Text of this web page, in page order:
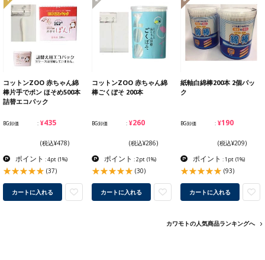
コットンZOO 赤ちゃん綿
棒片手でポン ほそめ500本
詰替エコパック
BG卸価 ¥435
(税込¥478)
ポイント : 4pt (1%)
(37)
カートに入れる
コットンZOO 赤ちゃん綿
棒ごくぼそ 200本
BG卸価 ¥260
(税込¥286)
ポイント : 2pt (1%)
(30)
カートに入れる
紙軸白綿棒200本 2個パッ
ク
BG卸価 ¥190
(税込¥209)
ポイント : 1pt (1%)
(93)
カートに入れる
カワモトの人気商品ランキングへ